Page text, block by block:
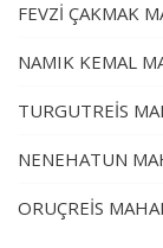
FEVZİ ÇAKMAK
NAMIK KEMAL
TURGUTREİS
NENEHATUN
ORUÇREİS